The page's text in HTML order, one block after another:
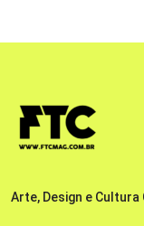
Arte, Design e